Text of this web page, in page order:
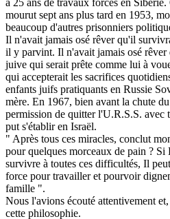
à 25 ans de travaux forcés en
mourut sept ans plus tard en 1953,
beaucoup d'autres prisonniers
Il n'avait jamais osé rêver qu'il
il y parvint. Il n'avait jamais osé
juive qui serait prête comme lui à
qui accepterait les sacrifices
enfants juifs pratiquants en Russie
mère. En 1967, bien avant la chute
permission de quitter l'U.R.S.S. avec
put s'établir en Israël.
" Après tous ces miracles, conclut
pour quelques morceaux de pain ?
survivre à toutes ces difficultés, Il
force pour travailler et pourvoir
famille ".
Nous l'avions écouté attentivement
cette philosophie.